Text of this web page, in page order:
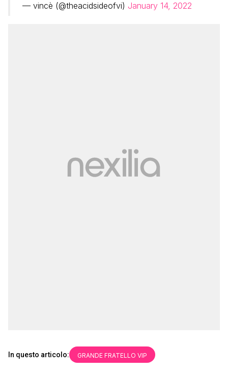
— vincè (@theacidsideofvi) January 14, 2022
In questo articolo: GRANDE FRATELLO VIP